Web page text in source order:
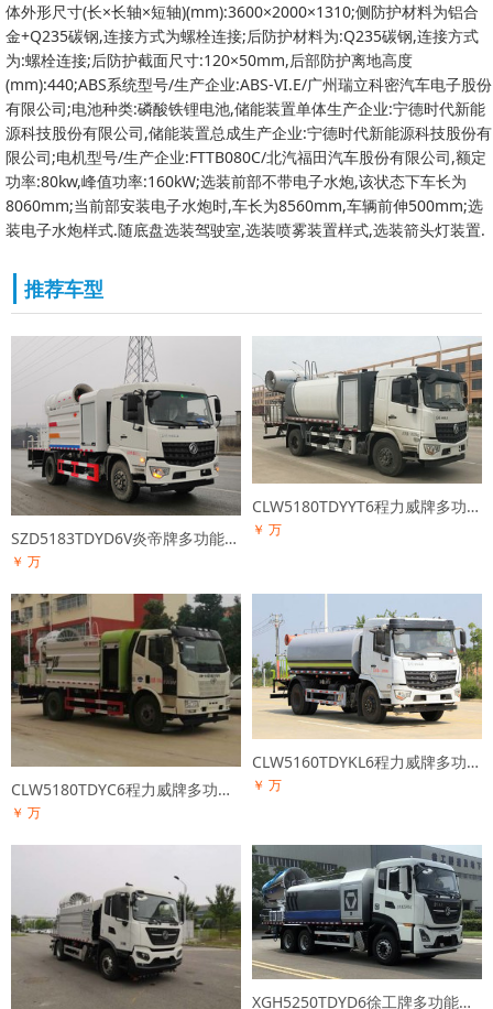
体外形尺寸(长×长轴×短轴)(mm):3600×2000×1310;侧防护材料为铝合
金+Q235碳钢,连接方式为螺栓连接;后防护材料为:Q235碳钢,连接方式
为:螺栓连接;后防护截面尺寸:120×50mm,后部防护离地高度
(mm):440;ABS系统型号/生产企业:ABS-VI.E/广州瑞立科密汽车电子股份
有限公司;电池种类:磷酸铁锂电池,储能装置单体生产企业:宁德时代新能
源科技股份有限公司,储能装置总成生产企业:宁德时代新能源科技股份有
限公司;电机型号/生产企业:FTTB080C/北汽福田汽车股份有限公司,额定
功率:80kw,峰值功率:160kW;选装前部不带电子水炮,该状态下车长为
8060mm;当前部安装电子水炮时,车长为8560mm,车辆前伸500mm;选
装电子水炮样式.随底盘选装驾驶室,选装喷雾装置样式,选装箭头灯装置.
推荐车型
SZD5183TDYD6V炎帝牌多功能抑尘车
￥ 万
CLW5180TDYYT6程力威牌多功能抑尘车
￥ 万
CLW5180TDYC6程力威牌多功能抑尘车
￥ 万
CLW5160TDYKL6程力威牌多功能抑尘车
￥ 万
XGH5250TDYD6徐工牌多功能抑尘车